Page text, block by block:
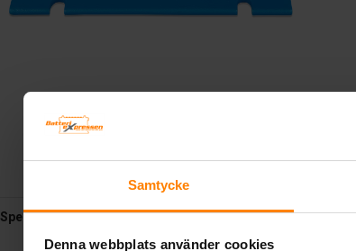
Samtycke
Denna webbplats använder cookies
Specifikation Beskrivning Dokument (1)